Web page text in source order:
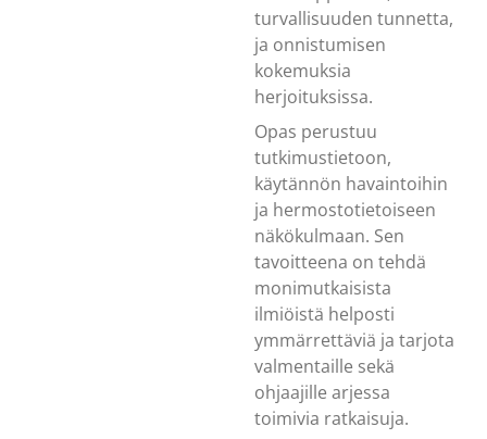
turvallisuuden tunnetta,
ja onnistumisen
kokemuksia
herjoituksissa.
Opas perustuu
tutkimustietoon,
käytännön havaintoihin
ja hermostotietoiseen
näkökulmaan. Sen
tavoitteena on tehdä
monimutkaisista
ilmiöistä helposti
ymmärrettäviä ja tarjota
valmentaille sekä
ohjaajille arjessa
toimivia ratkaisuja.